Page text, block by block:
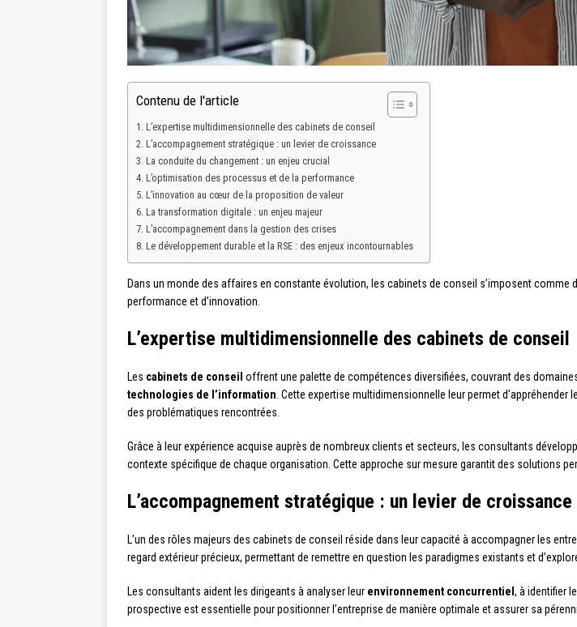
Contenu de l'article
L’expertise multidimensionnelle des cabinets de conseil
L’accompagnement stratégique : un levier de croissance
La conduite du changement : un enjeu crucial
L’optimisation des processus et de la performance
L’innovation au cœur de la proposition de valeur
La transformation digitale : un enjeu majeur
L’accompagnement dans la gestion des crises
Le développement durable et la RSE : des enjeux incontournables
Dans un monde des affaires en constante évolution, les cabinets de conseil s’imposent
performance et d’innovation.
L’expertise multidimensionnelle des cabinets de conseil
Les cabinets de conseil offrent une palette de compétences diversifiées, couvrant des
technologies de l’information . Cette expertise multidimensionnelle leur permet
des problématiques rencontrées.
Grâce à leur expérience acquise auprès de nombreux clients et secteurs, les consultants
contexte spécifique de chaque organisation. Cette approche sur mesure garantit des solutions
L’accompagnement stratégique : un levier de croissance
L’un des rôles majeurs des cabinets de conseil réside dans leur capacité à accompagner les
regard extérieur précieux, permettant de remettre en question les paradigmes existants et
Les consultants aident les dirigeants à analyser leur environnement concurrentiel , à identifier
prospective est essentielle pour positionner l’entreprise de manière optimale et assurer sa